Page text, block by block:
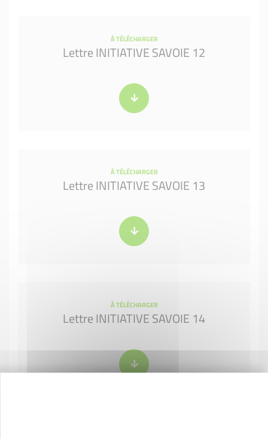
À TÉLÉCHARGER
Lettre INITIATIVE SAVOIE 12
À TÉLÉCHARGER
Lettre INITIATIVE SAVOIE 13
À TÉLÉCHARGER
Lettre INITIATIVE SAVOIE 14